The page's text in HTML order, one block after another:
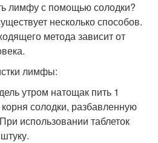
лимфу с помощью солодки?
несколько способов.
метода зависит от
лимфы:
утром натощак пить 1
солодки, разбавленную
использовании таблеток